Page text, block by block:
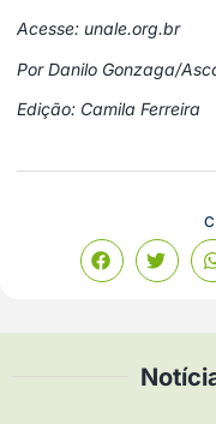
Acesse: unale.org.br
Por Danilo Gonzaga/
Edição: Camila Ferreira